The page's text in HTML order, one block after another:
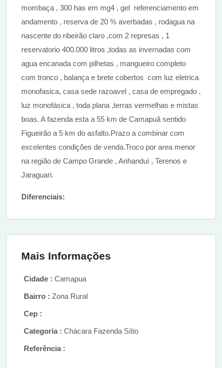
mombaça , 300 has em mg4 , gel referenciamento em
andamento , reserva de 20 % averbadas , rodagua na
nascente do ribeirão claro ,com 2 represas , 1
reservatorio 400.000 litros ,todas as invernadas com
agua encanada com pilhetas , mangueiro completo
com tronco , balança e brete cobertos com luz eletrica
monofasica, casa sede razoavel , casa de empregado ,
luz monofásica , toda plana ,terras vermelhas e mistas
boas. A fazenda esta a 55 km de Camapuã sentido
Figueirão a 5 km do asfalto.Prazo a combinar com
excelentes condições de venda.Troco por area menor
na região de Campo Grande , Anhanduí , Terenos e
Jaraguari.
Diferenciais:
Mais Informações
Cidade : Camapua
Bairro : Zona Rural
Cep :
Categoria : Chácara Fazenda Sítio
Referência :